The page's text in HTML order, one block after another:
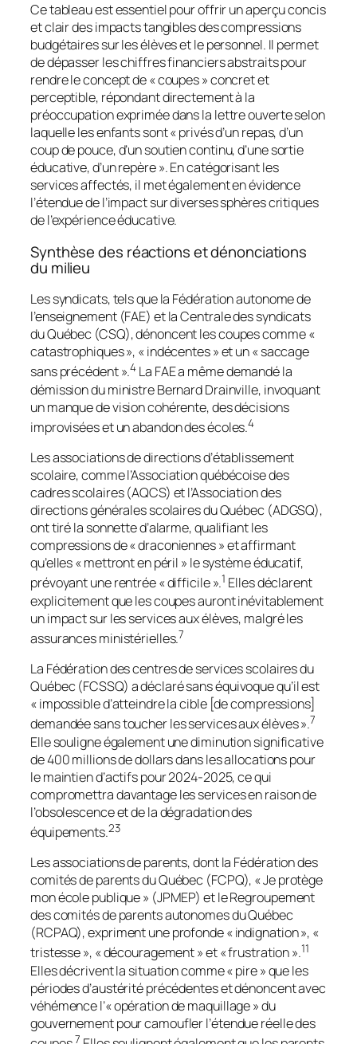
Ce tableau est essentiel pour offrir un aperçu concis
et clair des impacts tangibles des compressions
budgétaires sur les élèves et le personnel. Il permet
de dépasser les chiffres financiers abstraits pour
rendre le concept de « coupes » concret et
perceptible, répondant directement à la
préoccupation exprimée dans la lettre ouverte selon
laquelle les enfants sont « privés d’un repas, d’un
coup de pouce, d’un soutien continu, d’une sortie
éducative, d’un repère ». En catégorisant les
services affectés, il met également en évidence
l’étendue de l’impact sur diverses sphères critiques
de l’expérience éducative.
Synthèse des réactions et dénonciations
du milieu
Les syndicats, tels que la Fédération autonome de
l’enseignement (FAE) et la Centrale des syndicats
du Québec (CSQ), dénoncent les coupes comme «
catastrophiques », « indécentes » et un « saccage
sans précédent ».4 La FAE a même demandé la
démission du ministre Bernard Drainville, invoquant
un manque de vision cohérente, des décisions
improvisées et un abandon des écoles.4
Les associations de directions d’établissement
scolaire, comme l’Association québécoise des
cadres scolaires (AQCS) et l’Association des
directions générales scolaires du Québec (ADGSQ),
ont tiré la sonnette d’alarme, qualifiant les
compressions de « draconiennes » et affirmant
qu’elles « mettront en péril » le système éducatif,
prévoyant une rentrée « difficile ».1 Elles déclarent
explicitement que les coupes auront inévitablement
un impact sur les services aux élèves, malgré les
assurances ministérielles.7
La Fédération des centres de services scolaires du
Québec (FCSSQ) a déclaré sans équivoque qu’il est
« impossible d’atteindre la cible [de compressions]
demandée sans toucher les services aux élèves ».7
Elle souligne également une diminution significative
de 400 millions de dollars dans les allocations pour
le maintien d’actifs pour 2024-2025, ce qui
compromettra davantage les services en raison de
l’obsolescence et de la dégradation des
équipements.23
Les associations de parents, dont la Fédération des
comités de parents du Québec (FCPQ), « Je protège
mon école publique » (JPMEP) et le Regroupement
des comités de parents autonomes du Québec
(RCPAQ), expriment une profonde « indignation », «
tristesse », « découragement » et « frustration ».11
Elles décrivent la situation comme « pire » que les
périodes d’austérité précédentes et dénoncent avec
véhémence l’« opération de maquillage » du
gouvernement pour camoufler l’étendue réelle des
7